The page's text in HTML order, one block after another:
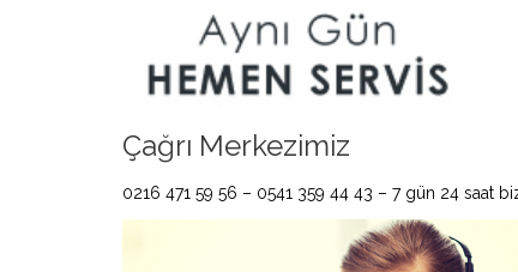
Çağrı Merkezimiz
0216 471 59 56 – 0541 359 44 43 – 7 gün 24 saat